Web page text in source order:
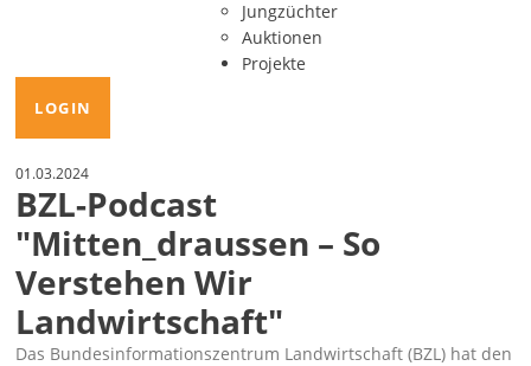
Jungzüchter
Auktionen
Projekte
LOGIN
01.03.2024
BZL-Podcast
"mitten_draussen – So
Verstehen Wir
Landwirtschaft"
Das Bundesinformationszentrum Landwirtschaft (BZL) hat den